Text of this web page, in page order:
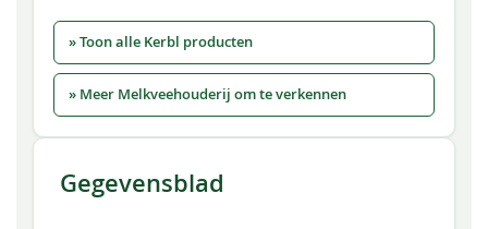
» Toon alle Kerbl producten
» Meer Melkveehouderij om te verkennen
Gegevensblad